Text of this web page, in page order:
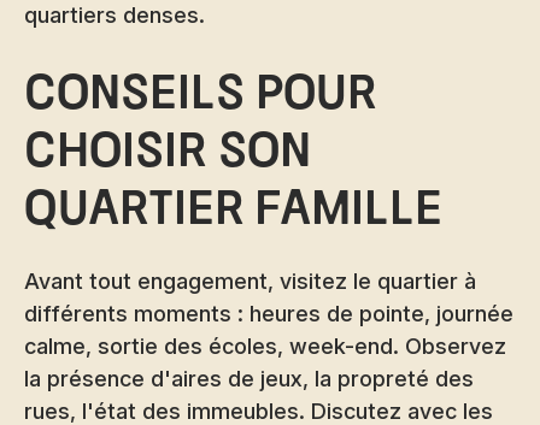
quartiers denses.
Conseils pour
choisir son
quartier famille
Avant tout engagement, visitez le quartier à
différents moments : heures de pointe, journée
calme, sortie des écoles, week-end. Observez
la présence d'aires de jeux, la propreté des
rues, l'état des immeubles. Discutez avec les